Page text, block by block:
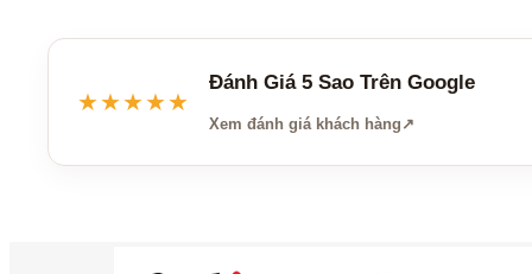
★★★★★
Đánh Giá 5 Sao Trên Google
Xem đánh giá khách hàng ↗